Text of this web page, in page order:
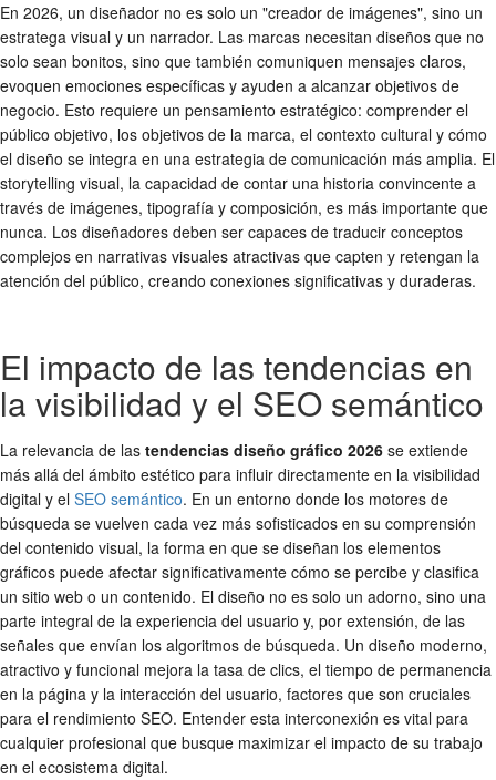
En 2026, un diseñador no es solo un "creador de imágenes", sino un
estratega visual y un narrador. Las marcas necesitan diseños que no
solo sean bonitos, sino que también comuniquen mensajes claros,
evoquen emociones específicas y ayuden a alcanzar objetivos de
negocio. Esto requiere un pensamiento estratégico: comprender el
público objetivo, los objetivos de la marca, el contexto cultural y cómo
el diseño se integra en una estrategia de comunicación más amplia. El
storytelling visual, la capacidad de contar una historia convincente a
través de imágenes, tipografía y composición, es más importante que
nunca. Los diseñadores deben ser capaces de traducir conceptos
complejos en narrativas visuales atractivas que capten y retengan la
atención del público, creando conexiones significativas y duraderas.
El impacto de las tendencias en
la visibilidad y el SEO semántico
La relevancia de las tendencias diseño gráfico 2026 se extiende
más allá del ámbito estético para influir directamente en la visibilidad
digital y el SEO semántico. En un entorno donde los motores de
búsqueda se vuelven cada vez más sofisticados en su comprensión
del contenido visual, la forma en que se diseñan los elementos
gráficos puede afectar significativamente cómo se percibe y clasifica
un sitio web o un contenido. El diseño no es solo un adorno, sino una
parte integral de la experiencia del usuario y, por extensión, de las
señales que envían los algoritmos de búsqueda. Un diseño moderno,
atractivo y funcional mejora la tasa de clics, el tiempo de permanencia
en la página y la interacción del usuario, factores que son cruciales
para el rendimiento SEO. Entender esta interconexión es vital para
cualquier profesional que busque maximizar el impacto de su trabajo
en el ecosistema digital.